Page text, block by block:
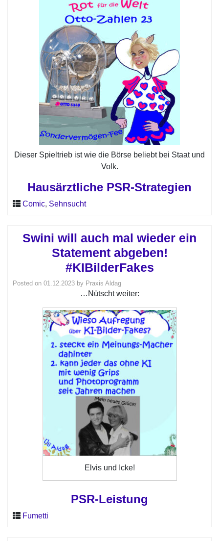
Dieser Spieltrieb ist wie die Börse beliebt bei Staat und
Volk.
Hausärztliche PSR-Strategien
Comic, Sehnsucht
Swini will auch mal wieder ein
Statement abgeben!
#KIBilderFakes
Posted on 01.12.2023 by Praxis Aldag
…Nütscht weiter:
Elvis und Icke!
PSR-Leistung
Fumetti